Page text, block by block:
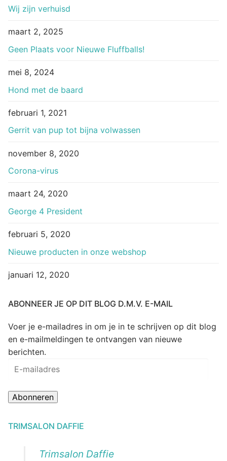
Wij zijn verhuisd
maart 2, 2025
Geen Plaats voor Nieuwe Fluffballs!
mei 8, 2024
Hond met de baard
februari 1, 2021
Gerrit van pup tot bijna volwassen
november 8, 2020
Corona-virus
maart 24, 2020
George 4 President
februari 5, 2020
Nieuwe producten in onze webshop
januari 12, 2020
ABONNEER JE OP DIT BLOG D.M.V. E-MAIL
Voer je e-mailadres in om je in te schrijven op dit blog
en e-mailmeldingen te ontvangen van nieuwe
berichten.
E-
Abonneren
TRIMSALON DAFFIE
Trimsalon Daffie